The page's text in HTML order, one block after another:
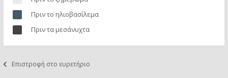
Πριν το ηλιοβασίλεμα
Πριν τα μεσάνυχτα
Επιστροφή στο ευρετήριο